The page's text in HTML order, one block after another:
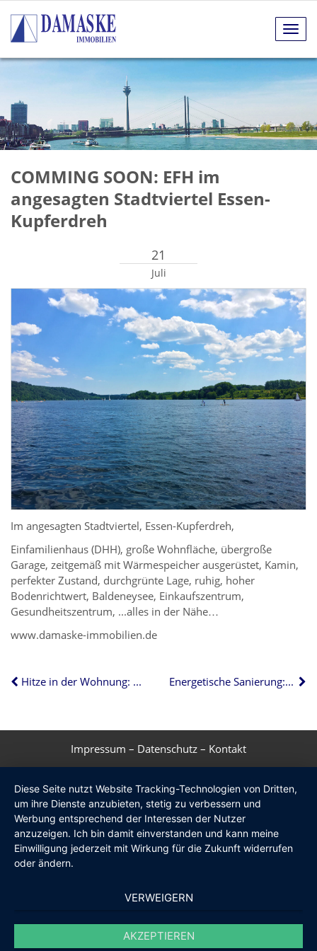
COMMING SOON: EFH im
angesagten Stadtviertel Essen-
Kupferdreh
21
Juli
Im angesagten Stadtviertel, Essen-Kupferdreh,
Einfamilienhaus (DHH), große Wohnfläche, übergroße
Garage, zeitgemäß mit Wärmespeicher ausgerüstet, Kamin,
perfekter Zustand, durchgrünte Lage, ruhig, hoher
Bodenrichtwert, Baldeneysee, Einkaufszentrum,
Gesundheitszentrum, ...alles in der Nähe…
www.damaske-immobilien.de
Hitze in der Wohnung: Welche Rechte haben Mieter? Energetische Sanierung: Auf unabhängige Berater setzen
Impressum – Datenschutz – Kontakt
Diese Seite nutzt Website Tracking-Technologien von Dritten,
um ihre Dienste anzubieten, stetig zu verbessern und
Werbung entsprechend der Interessen der Nutzer
anzuzeigen. Ich bin damit einverstanden und kann meine
Einwilligung jederzeit mit Wirkung für die Zukunft widerrufen
oder ändern.
VERWEIGERN
AKZEPTIEREN